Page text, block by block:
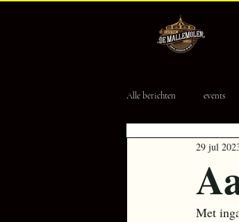
Alle berichten events
Erevisionair29 jul
Met